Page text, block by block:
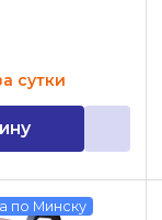
сутки
по Минску